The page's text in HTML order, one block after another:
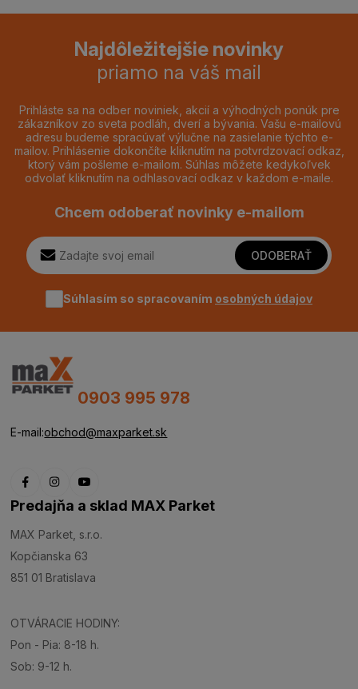
Najdôležitejšie novinky
priamo na váš mail
Prihláste sa na odber noviniek, akcií a výhodných ponúk pre
zákazníkov zo sveta podláh, dverí a bývania. Vašu e-mailovú
adresu budeme spracúvať výlučne na zasielanie týchto e-
mailov. Prihlásenie dokončíte kliknutím na potvrdzovací odkaz,
ktorý vám pošleme e-mailom. Súhlas môžete kedykoľvek
odvolať kliknutím na odhlasovací odkaz v každom e-maile.
Chcem odoberať novinky e-mailom
ODOBERAŤ
Súhlasím so spracovaním osobných údajov
0903 995 978
E-mail:obchod@maxparket.sk
Predajňa a sklad MAX Parket
MAX Parket, s.r.o.
Kopčianska 63
851 01 Bratislava
OTVÁRACIE HODINY:
Pon - Pia: 8-18 h.
Sob: 9-12 h.